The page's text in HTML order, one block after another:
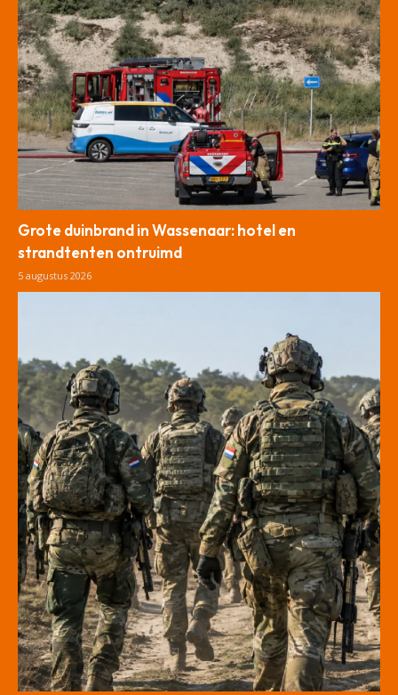
Grote duinbrand in Wassenaar: hotel en
strandtenten ontruimd
5 augustus 2026